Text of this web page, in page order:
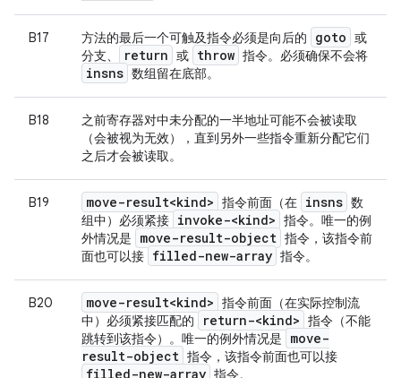
B17 方法的最后一个可触及指令必须是向后的 goto 或
分支、
return 或 throw 指令。必须确保不会将
insns 数组留在底部。
B18
之前寄存器对中未分配的一半地址可能不会被读取
（会被视为无效），直到另外一些指令重新分配它们
之后才会被读取。
B19 move-result<kind> 指令前面（在 insns 数
组中）必须紧接 invoke-<kind> 指令。唯一的例
外情况是
move-result-object 指令，该指令前
面也可以接 filled-new-array 指令。
B20 move-result<kind> 指令前面（在实际控制流
中）必须紧接匹配的
return-<kind> 指令（不能
跳转到该指令）。唯一的例外情况是
move-
result-object 指令，该指令前面也可以接
filled-new-array 指令。